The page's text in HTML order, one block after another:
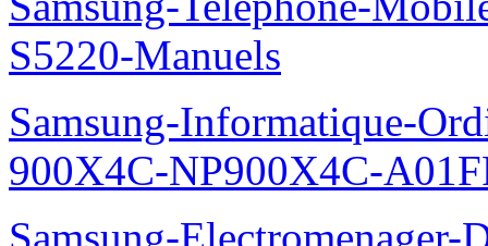
S5220-Manuels
Samsung-Informatique-
900X4C-NP900X4C-